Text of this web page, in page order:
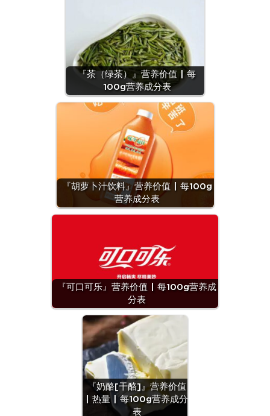
『茶（绿茶）』营养价值 | 每
100g营养成分表
『胡萝卜汁饮料』营养价值 | 每100g
营养成分表
『可口可乐』营养价值 | 每100g营养成
分表
『奶酪[干酪]』营养价值
| 热量 | 每100g营养成分
表
『煎
饼』营
养价值
| 每
100g